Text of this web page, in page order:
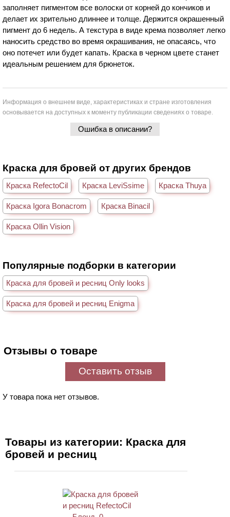
заполняет пигментом все волоски от корней до кончиков и
делает их зрительно длиннее и толще. Держится окрашенный
пигмент до 6 недель. А текстура в виде крема позволяет легко
наносить средство во время окрашивания, не опасаясь, что
оно потечет или будет капать. Краска в черном цвете станет
идеальным решением для брюнеток.
Информация о внешнем виде, характеристиках и стране изготовления
основывается на доступных к моменту публикации сведениях о товаре.
Ошибка в описании?
Краска для бровей от других брендов
Краска RefectoCil Краска LeviSsime Краска Thuya
Краска Igora Bonacrom Краска Binacil
Краска Ollin Vision
Популярные подборки в категории
Краска для бровей и ресниц Only looks
Краска для бровей и ресниц Enigma
Отзывы о товаре
Оставить отзыв
У товара пока нет отзывов.
Товары из категории: Краска для
бровей и ресниц